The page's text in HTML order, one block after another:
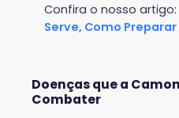
Confira o nosso artigo:
Serve, Como
Doenças que a
Combater